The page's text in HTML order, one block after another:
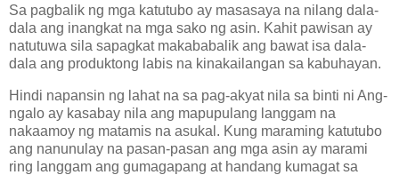
Sa pagbalik ng mga katutubo ay masasaya na nilang dala-
dala ang inangkat na mga sako ng asin. Kahit pawisan ay
natutuwa sila sapagkat makababalik ang bawat isa dala-
dala ang produktong labis na kinakailangan sa kabuhayan.
Hindi napansin ng lahat na sa pag-akyat nila sa binti ni Ang-
ngalo ay kasabay nila ang mapupulang langgam na
nakaamoy ng matamis na asukal. Kung maraming katutubo
ang nanunulay na pasan-pasan ang mga asin ay marami
ring langgam ang gumagapang at handang kumagat sa